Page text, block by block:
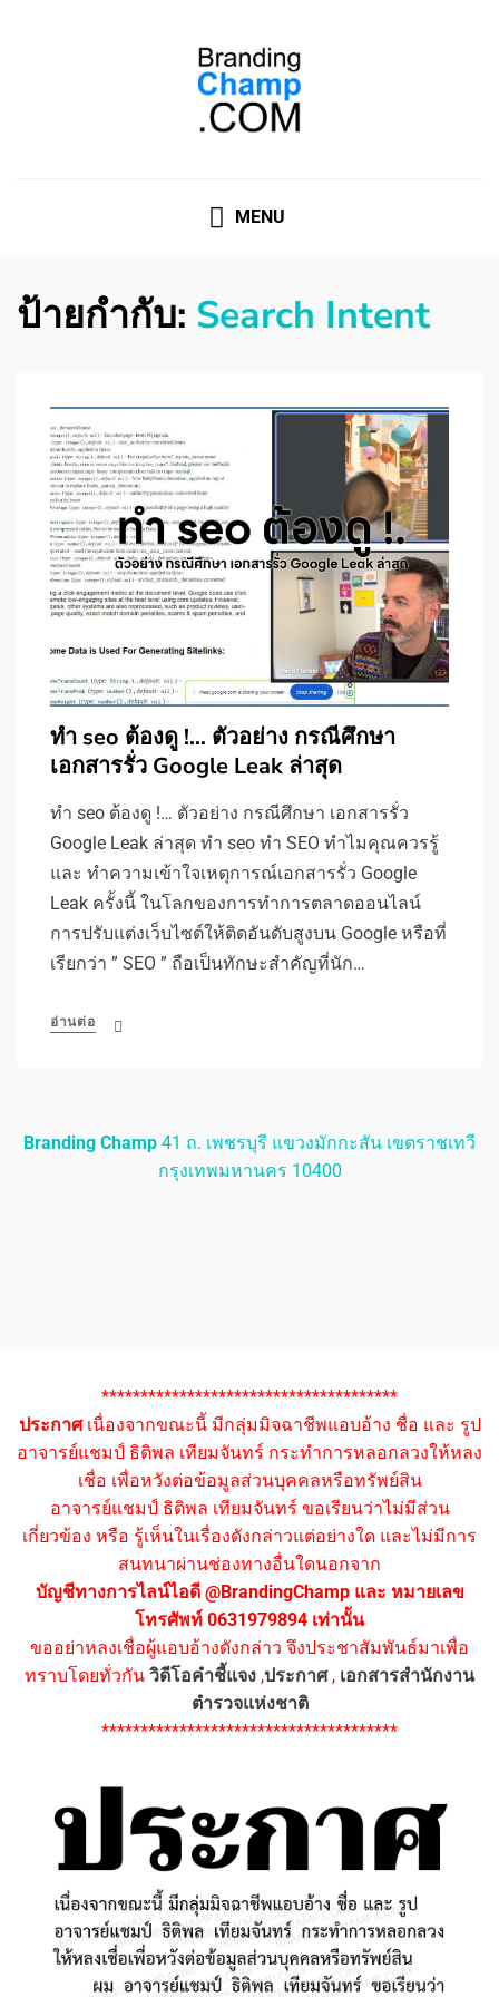
MENU
ป้ายกำกับ: Search Intent
ทำ seo ต้องดู !… ตัวอย่าง กรณีศึกษา
เอกสารรั่ว Google Leak ล่าสุด
ทำ seo ต้องดู !… ตัวอย่าง กรณีศึกษา เอกสารรั่ว
Google Leak ล่าสุด ทำ seo ทำ SEO ทำไมคุณควรรู้
และ ทำความเข้าใจเหตุการณ์เอกสารรั่ว Google
Leak ครั้งนี้ ในโลกของการทำการตลาดออนไลน์
การปรับแต่งเว็บไซต์ให้ติดอันดับสูงบน Google หรือที่
เรียกว่า ” SEO ” ถือเป็นทักษะสำคัญที่นัก…
อ่านต่อ
Branding Champ 41 ถ. เพชรบุรี แขวงมักกะสัน เขตราชเทวี
กรุงเทพมหานคร 10400
**************************************
ประกาศเนื่องจากขณะนี้ มีกลุ่มมิจฉาชีพแอบอ้าง ชื่อ และ รูป
อาจารย์แชมป์ ธิติพล เทียมจันทร์ กระทำการหลอกลวงให้หลง
เชื่อ เพื่อหวังต่อข้อมูลส่วนบุคคลหรือทรัพย์สิน
อาจารย์แชมป์ ธิติพล เทียมจันทร์ ขอเรียนว่าไม่มีส่วน
เกี่ยวข้อง หรือ รู้เห็นในเรื่องดังกล่าวแต่อย่างใด และไม่มีการ
สนทนาผ่านช่องทางอื่นใดนอกจาก
บัญชีทางการไลน์ไอดี @BrandingChamp และ หมายเลข
โทรศัพท์ 0631979894 เท่านั้น
ขออย่าหลงเชื่อผู้แอบอ้างดังกล่าว จึงประชาสัมพันธ์มาเพื่อ
ทราบโดยทั่วกัน วิดีโอคำชี้แจง ,ประกาศ, เอกสารสำนักงาน
ตำรวจแห่งชาติ
**************************************